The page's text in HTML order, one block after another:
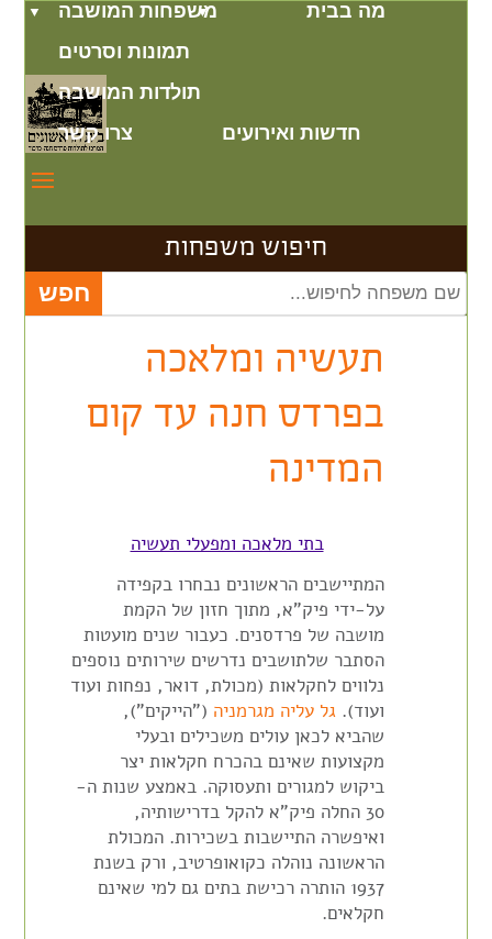
מה בבית
משפחות המושבה
תמונות וסרטים
תולדות המושבה
חדשות ואירועים
צרו קשר
חיפוש משפחות
תעשיה ומלאכה
בפרדס חנה עד קום
המדינה
בתי מלאכה ומפעלי תעשיה
המתיישבים הראשונים נבחרו בקפידה
על-ידי פיק"א, מתוך חזון של הקמת
מושבה של פרדסנים. כעבור שנים מועטות
הסתבר שלתושבים נדרשים שירותים נוספים
נלווים לחקלאות (מכולת, דואר, נפחות ועוד
ועוד).גל עליה מגרמניה ("הייקים"),
שהביא לכאן עולים משכילים ובעלי
מקצועות שאינם בהכרח חקלאות יצר
ביקוש למגורים ותעסוקה. באמצע שנות ה-
30 החלה פיק"א להקל בדרישותיה,
ואיפשרה התיישבות בשכירות. המכולת
הראשונה נוהלה כקואופרטיב, ורק בשנת
1937 הותרה רכישת בתים גם למי שאינם
חקלאים.